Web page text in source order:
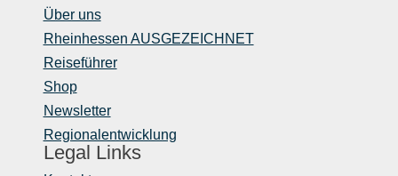
Über uns
Rheinhessen AUSGEZEICHNET
Reiseführer
Shop
Newsletter
Regionalentwicklung
Legal Links